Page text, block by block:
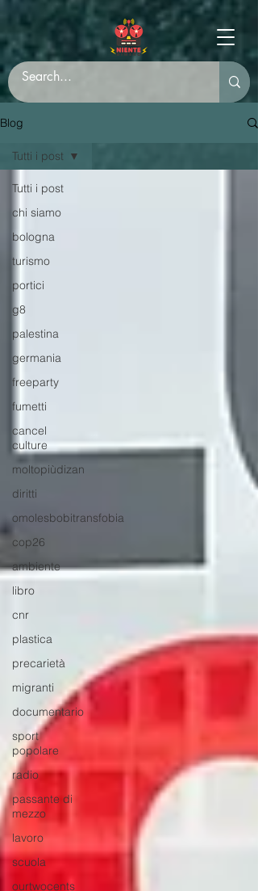
Blog
Tutti i post
chi siamo
bologna
turismo
portici
g8
palestina
germania
freeparty
fumetti
cancel
culture
moltopiùdizan
diritti
omolesbobitransfobia
cop26
ambiente
libro
cnr
plastica
precarietà
migranti
documentario
sport
popolare
radio
passante di
mezzo
lavoro
scuola
ourtwocents
Tutti i post